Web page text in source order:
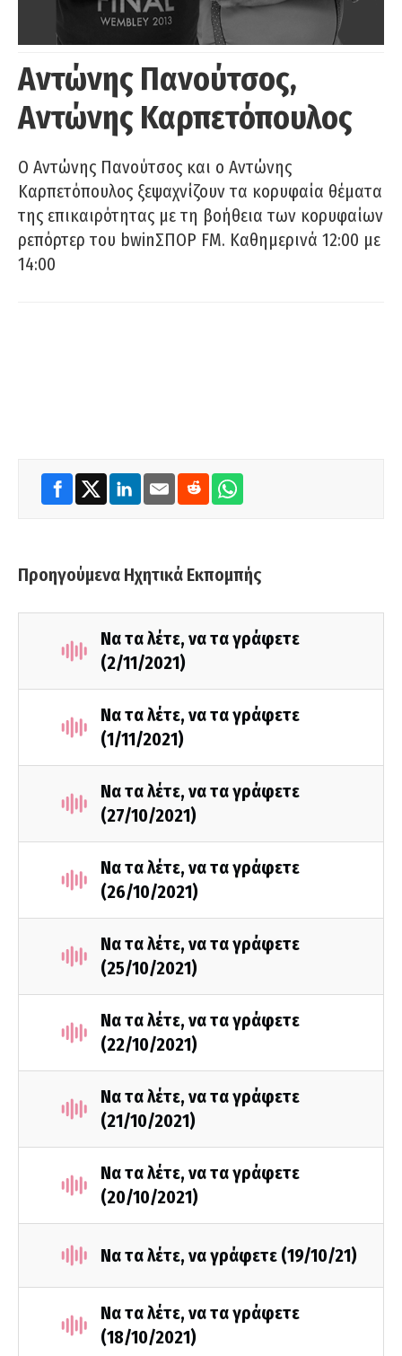
Αντώνης Πανούτσος,
Αντώνης Καρπετόπουλος
Ο Αντώνης Πανούτσος και ο Αντώνης
Καρπετόπουλος ξεψαχνίζουν τα κορυφαία θέματα
της επικαιρότητας με τη βοήθεια των κορυφαίων
ρεπόρτερ του bwinΣΠΟΡ FM. Καθημερινά 12:00 με
14:00
Προηγούμενα Ηχητικά Εκπομπής
Να τα λέτε, να τα γράφετε
(2/11/2021)
Να τα λέτε, να τα γράφετε
(1/11/2021)
Να τα λέτε, να τα γράφετε
(27/10/2021)
Να τα λέτε, να τα γράφετε
(26/10/2021)
Να τα λέτε, να τα γράφετε
(25/10/2021)
Να τα λέτε, να τα γράφετε
(22/10/2021)
Να τα λέτε, να τα γράφετε
(21/10/2021)
Να τα λέτε, να τα γράφετε
(20/10/2021)
Να τα λέτε, να γράφετε (19/10/21)
Να τα λέτε, να τα γράφετε
(18/10/2021)